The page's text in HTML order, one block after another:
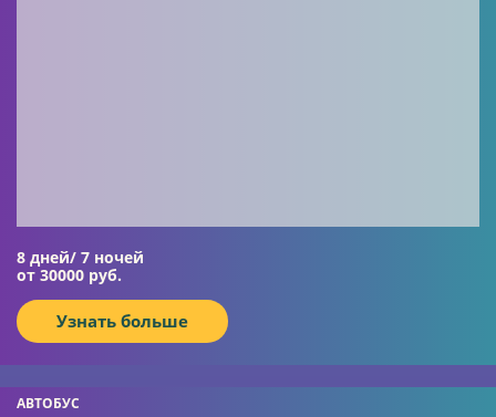
8 дней/ 7 ночей
от 30000 руб.
Узнать больше
АВТОБУС